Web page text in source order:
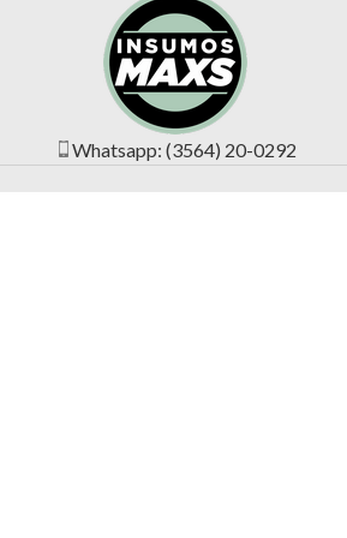
Whatsapp: (3564) 20-0292